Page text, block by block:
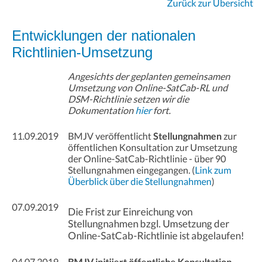
Zurück zur Übersicht
Entwicklungen der nationalen
Richtlinien-Umsetzung
Angesichts der geplanten gemeinsamen
Umsetzung von Online-SatCab-RL und
DSM-Richtlinie setzen wir die
Dokumentationhierfort.
11.09.2019 BMJV veröffentlichtStellungnahmenzur
öffentlichen Konsultation zur Umsetzung
der Online-SatCab-Richtlinie - über 90
Stellungnahmen eingegangen. (Link zum
Überblick über die Stellungnahmen)
07.09.2019
Die Frist zur Einreichung von
Stellungnahmen bzgl. Umsetzung der
Online-SatCab-Richtlinie ist abgelaufen!